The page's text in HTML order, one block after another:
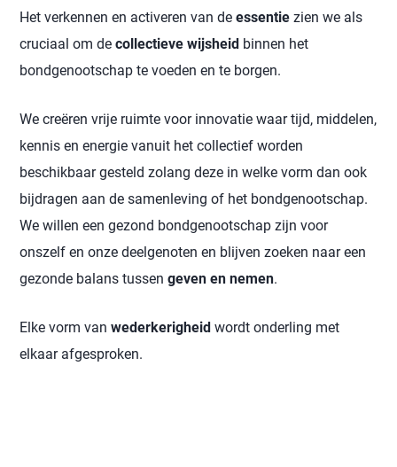
Het verkennen en activeren van deessentiezien we als
cruciaal om decollectieve wijsheid binnen het
bondgenootschap te voeden en te borgen.
We creëren vrije ruimte voor innovatie waar tijd, middelen,
kennis en energie vanuit het collectief worden
beschikbaar gesteld zolang deze in welke vorm dan ook
bijdragen aan de samenleving of het bondgenootschap.
We willen een gezond bondgenootschap zijn voor
onszelf en onze deelgenoten en blijven zoeken naar een
gezonde balans tussengeven en nemen.
Elke vorm vanwederkerigheidwordt onderling met
elkaar afgesproken.